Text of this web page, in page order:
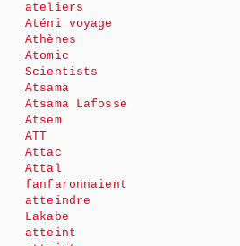
ateliers
Aténi voyage
Athènes
Atomic
Scientists
Atsama
Atsama Lafosse
Atsem
ATT
Attac
Attal
fanfaronnaient
atteindre
Lakabe
atteint